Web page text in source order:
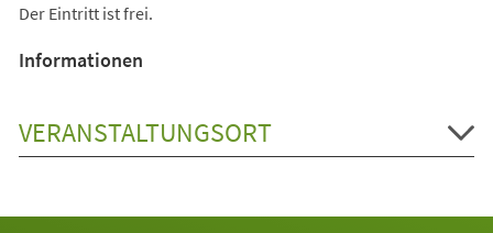
Der Eintritt ist frei.
Informationen
VERANSTALTUNGSORT